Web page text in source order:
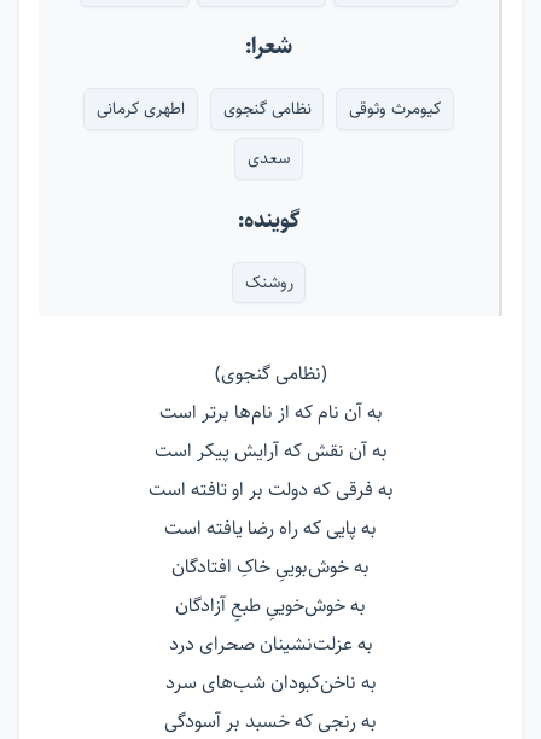
شعرا:
کیومرث وثوقی نظامی گنجوی
اطهری کرمانی
سعدی
گوینده:
روشنک
(نظامی گنجوی)
به آن نام که از نام‌ها برتر است
به آن نقش که آرایش پیكر است
به فرقی که دولت بر او تافته است
به پایی که راه رضا یافته است
به خوش‌بوییِ خاکِ افتادگان
به خوش‌خوییِ طبعِ آزادگان
به عزلت‌نشینان صحرای درد
به ناخن‌کبودان شب‌های سرد
به رنجی که خسبد بر آسودگی